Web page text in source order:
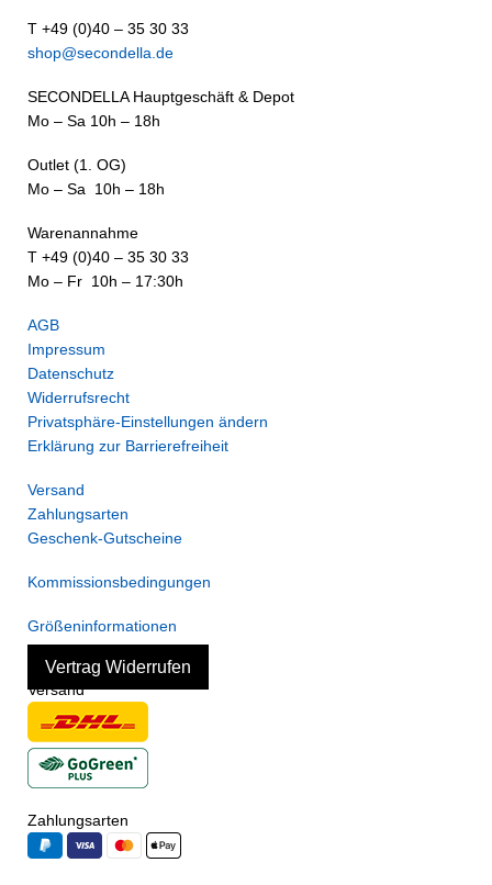
T +49 (0)40 – 35 30 33
shop@secondella.de
SECONDELLA Hauptgeschäft & Depot
Mo – Sa 10h – 18h
Outlet (1. OG)
Mo – Sa 10h – 18h
Warenannahme
T +49 (0)40 – 35 30 33
Mo – Fr 10h – 17:30h
AGB
Impressum
Datenschutz
Widerrufsrecht
Privatsphäre-Einstellungen ändern
Erklärung zur Barrierefreiheit
Versand
Zahlungsarten
Geschenk-Gutscheine
Kommissionsbedingungen
Größeninformationen
Vertrag Widerrufen
Versand
Zahlungsarten